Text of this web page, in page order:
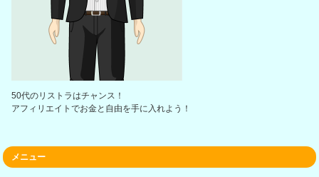
50代のリストラはチャンス！
アフィリエイトでお金と自由を手に入れよう！
メニュー